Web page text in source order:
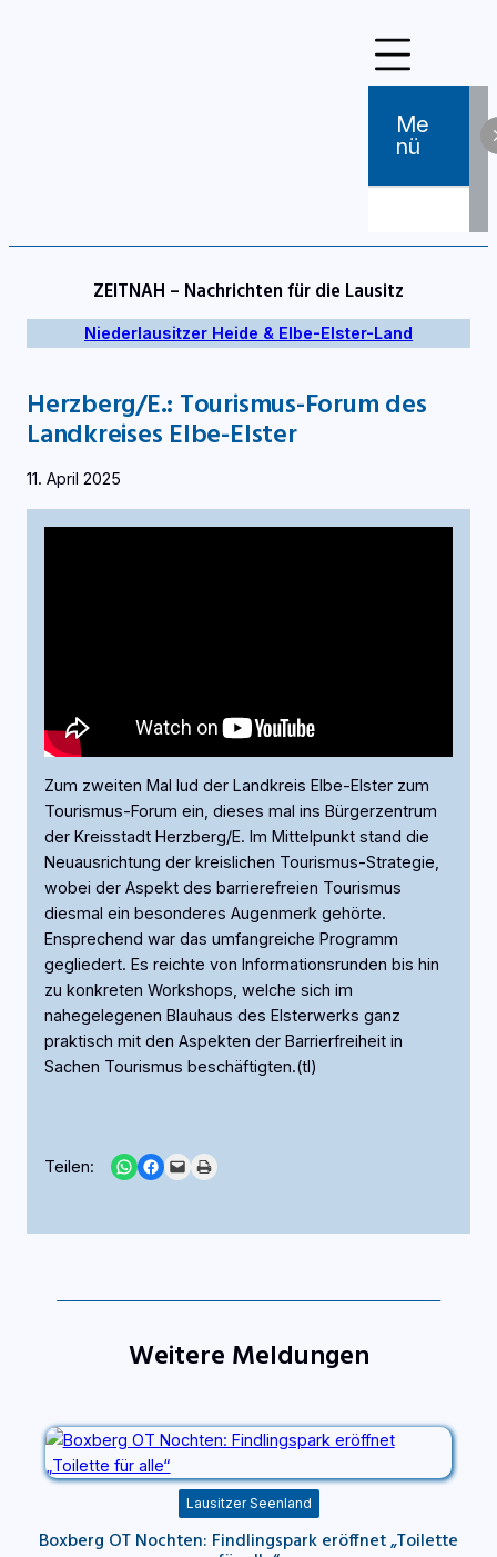
Me
Nü
ZEITNAH – Nachrichten für die Lausitz
Niederlausitzer Heide & Elbe-Elster-Land
Herzberg/E.: Tourismus-Forum des
Landkreises Elbe-Elster
11. April 2025
Zum zweiten Mal lud der Landkreis Elbe-Elster zum
Tourismus-Forum ein, dieses mal ins Bürgerzentrum
der Kreisstadt Herzberg/E. Im Mittelpunkt stand die
Neuausrichtung der kreislichen Tourismus-Strategie,
wobei der Aspekt des barrierefreien Tourismus
diesmal ein besonderes Augenmerk gehörte.
Ensprechend war das umfangreiche Programm
gegliedert. Es reichte von Informationsrunden bis hin
zu konkreten Workshops, welche sich im
nahegelegenen Blauhaus des Elsterwerks ganz
praktisch mit den Aspekten der Barrierfreiheit in
Sachen Tourismus beschäftigten.(tl)
Teilen: Share on WhatsApp
Share on Facebook
Email this PagePrint this Page
Weitere Meldungen
Lausitzer Seenland
Boxberg OT Nochten: Findlingspark eröffnet „Toilette